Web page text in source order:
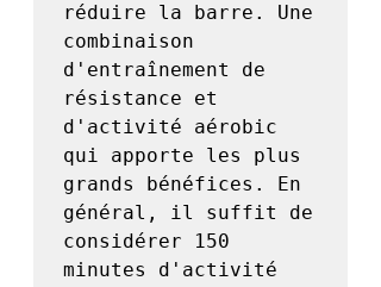
réduire la barre. Une
combinaison
d'entraînement de
résistance et
d'activité aérobic
qui apporte les plus
grands bénéfices. En
général, il suffit de
considérer 150
minutes d'activité